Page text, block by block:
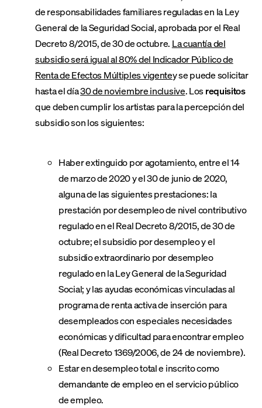
de responsabilidades familiares reguladas en la Ley
General de la Seguridad Social, aprobada por el Real
Decreto 8/2015, de 30 de octubre. La cuantía del
subsidio será igual al 80% del Indicador Público de
Renta de Efectos Múltiples vigentey se puede solicitar
hasta el día30 de noviembre inclusive. Losrequisitos
que deben cumplir los artistas para la percepción del
subsidio son los siguientes:
Haber extinguido por agotamiento, entre el 14
de marzo de 2020 y el 30 de junio de 2020,
alguna de las siguientes prestaciones: la
prestación por desempleo de nivel contributivo
regulado en el Real Decreto 8/2015, de 30 de
octubre; el subsidio por desempleo y el
subsidio extraordinario por desempleo
regulado en la Ley General de la Seguridad
Social; y las ayudas económicas vinculadas al
programa de renta activa de inserción para
desempleados con especiales necesidades
económicas y dificultad para encontrar empleo
(Real Decreto 1369/2006, de 24 de noviembre).
Estar en desempleo total e inscrito como
demandante de empleo en el servicio público
de empleo.